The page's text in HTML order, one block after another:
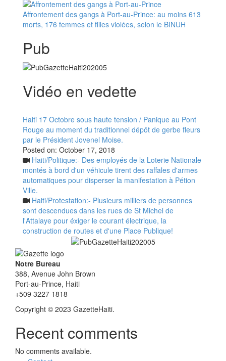
Affrontement des gangs à Port-au-Prince: au moins 613
morts, 176 femmes et filles violées, selon le BINUH
Pub
Vidéo en vedette
Haiti 17 Octobre sous haute tension / Panique au Pont
Rouge au moment du traditionnel dépôt de gerbe fleurs
par le Président Jovenel Moise.
Posted on: October 17, 2018
Haiti/Politique:- Des employés de la Loterie Nationale
montés à bord d'un véhicule tirent des raffales d'armes
automatiques pour disperser la manifestation à Pétion
Ville.
Haiti/Protestation:- Plusieurs milliers de personnes
sont descendues dans les rues de St Michel de
l'Attalaye pour éxiger le courant électrique, la
construction de routes et d'une Place Publique!
Notre Bureau
388, Avenue John Brown
Port-au-Prince, Haiti
+509 3227 1818
Copyright © 2023 GazetteHaiti.
Recent comments
No comments available.